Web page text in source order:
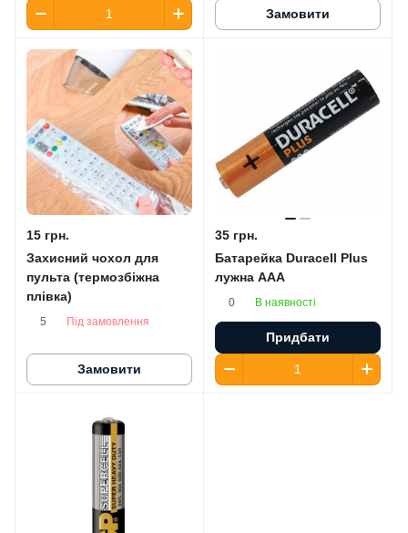
Замовити
15 грн.
Захисний чохол для
пульта (термозбіжна
плівка)
5 Під замовлення
Замовити
35 грн.
Батарейка Duracell Plus
лужна AАA
0 В наявності
Придбати